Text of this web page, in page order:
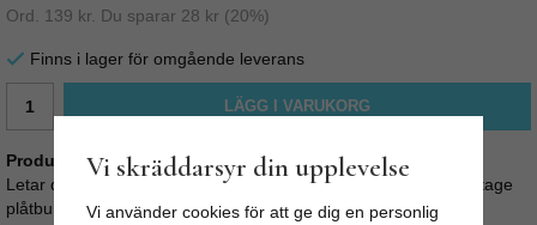
Ord. 139 kr . Du sparar 28 kr (20%)
Finns i lager för omgående leverans
LÄGG I VARUKORG
Produktbeskrivning:
Letar du snygg förvaring så har du kommit rätt! Snygg äkta vintage
plåtburk med fint mönster.
Vi skräddarsyr din upplevelse
Vi använder cookies för att ge dig en personlig